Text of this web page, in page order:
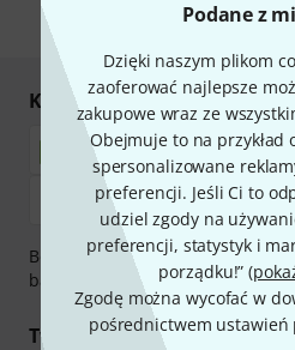
Podane z
Dzięki naszym plikom
zaoferować najlepsze
zakupowe wraz ze
Obejmuje to na przykład
spersonalizowane
preferencji. Jeśli Ci to
udziel zgody na
preferencji, statystyk i
porządku!” (
Zgodę można wycofać w
pośrednictwem ustawień
*
Kupuj i płać bezpiecznie
Bezpieczna płatność przez Za
bankowy, PayPal, Blik lub Karta
Twoje korzyści